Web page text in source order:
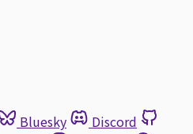
Bluesky
Discord